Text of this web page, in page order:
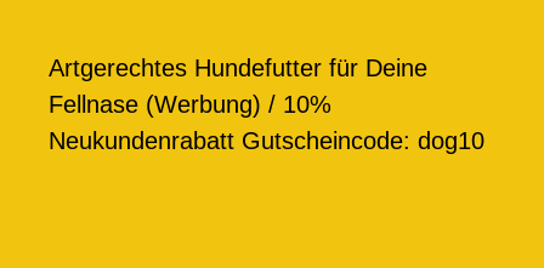
Artgerechtes Hundefutter für Deine
Fellnase (Werbung) / 10%
Neukundenrabatt Gutscheincode: dog10